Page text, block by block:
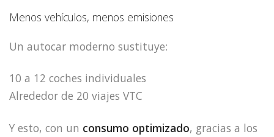
Menos vehículos, menos emisiones
Un autocar moderno sustituye:
10 a 12 coches individuales
Alrededor de 20 viajes VTC
Y esto, con un consumo optimizado, gracias a los